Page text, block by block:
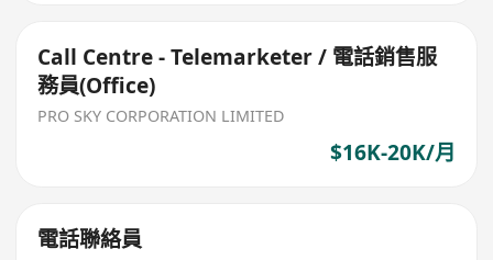
Call Centre - Telemarketer / 電話銷售服
務員(Office)
PRO SKY CORPORATION LIMITED
$16K-20K/月
電話聯絡員